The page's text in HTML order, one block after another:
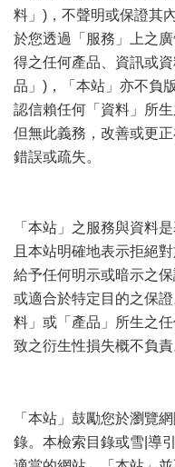
料」)，不聲明或保證其
於您透過「服務」上之
得之任何產品、資訊或
品」)，「本站」亦不負
認信賴任何「資料」所
但無此義務，改善或更
錯誤或疏失。
「本站」之服務與資料
且本站明確地表示拒絕
給予任何明示或暗示之
或適合於特定目的之保
料」或「產品」所生之
致之衍生性損失概不負責
「本站」鼓勵您於瀏覽
錄。本檢索目錄或雪|導